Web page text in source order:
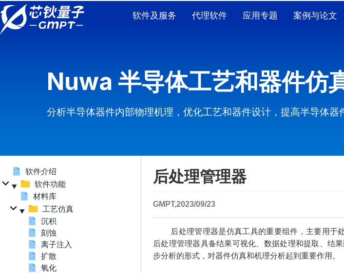
软件及服务 代理软件 应用专题 案例与论文
Nuwa 半导体工艺和器件仿
分析半导体器件内部物理机理，优化工艺和器件设计，提高半导体
软件介绍
软件功能
材料库
工艺仿真
沉积
刻蚀
离子注入
扩散
氧化
后处理管理器
GMPT,2023/09/23
后处理管理器是仿真工具的重要组件，主要用于
后处理管理器具备结果可视化、数据处理和提取、结
步分析的形式，对器件仿真和机理分析起到重要作用。